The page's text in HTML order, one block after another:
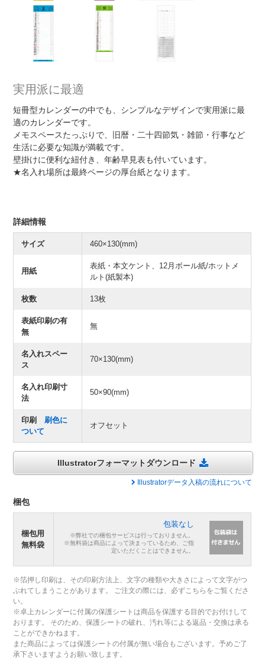
実用派に最適
短冊型カレンダーの中でも、シンプルなデザインで実用派に最
適のカレンダーです。
メモスペースたっぷりで、旧暦・二十四節気・雑節・行事など
生活に必要な知識が満載です。
壁掛けに便利な紐付き、年齢早見表も付いています。
★名入れ場所は最終ページの厚台紙となります。
詳細情報
サイズ 460×130(mm)
用紙
表紙・本文ケント、12月ボール紙/ホットメ
ルト(紙製本)
枚数 13枚
表紙印刷の有
無
無
名入れスペー
ス
70×130(mm)
名入れ印刷寸
法
50×90(mm)
印刷刷色に
ついて
オフセット
Illustratorフォーマットダウンロード
Illustratorデータ入稿の流れについて
梱包
梱包用
無料袋
包装なし
※弊社での梱包サービスは行っておりません。
※無料袋は商品によって決まっているため、ご指
定いただくことはできません。
※箔押し印刷は、その印刷方法上、文字の種類や大きさによって文字がつ
ぶれてしまうことがあります。 ご注文の際には、必ずこちらをご覧くださ
い。
※卓上カレンダーに付属の保護シートは商品を保護する目的でお付けして
おります。 そのため、保護シートの破れ、汚れ等による返品・交換は承る
ことができかねます。
また商品によっては保護シートの付属が無い場合もございます。予めご了
承下さいますようお願い致します。